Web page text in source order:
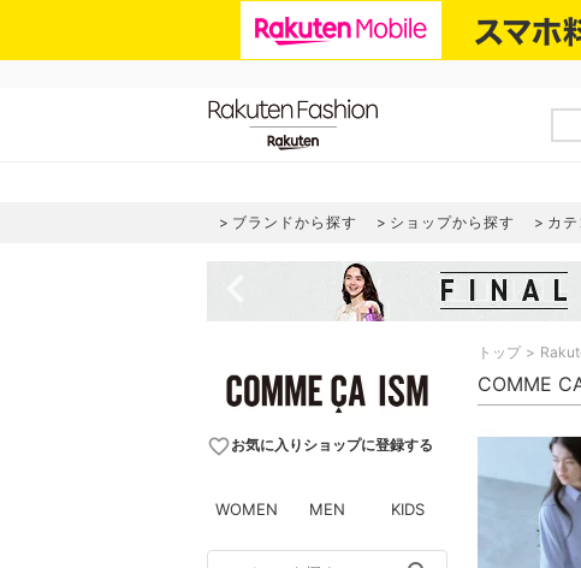
ブランドから探す ショップから探す カ
favorite_borderお気に入りショップに登録する
WOMEN MEN KIDS
トップ
COMME